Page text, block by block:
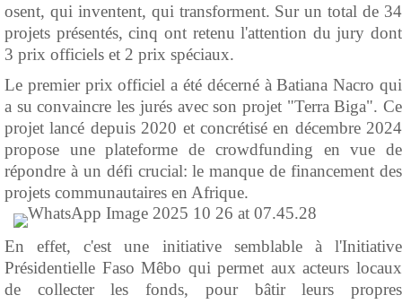
osent, qui inventent, qui transforment. Sur un total de 34
projets présentés, cinq ont retenu l'attention du jury dont
3 prix officiels et 2 prix spéciaux.
Le premier prix officiel a été décerné à Batiana Nacro qui
a su convaincre les jurés avec son projet "Terra Biga". Ce
projet lancé depuis 2020 et concrétisé en décembre 2024
propose une plateforme de crowdfunding en vue de
répondre à un défi crucial: le manque de financement des
projets communautaires en Afrique.
En effet, c'est une initiative semblable à l'Initiative
Présidentielle Faso Mêbo qui permet aux acteurs locaux
de collecter les fonds, pour bâtir leurs propres